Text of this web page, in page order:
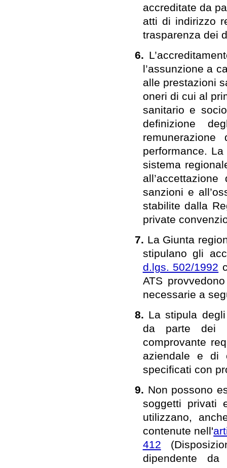
accreditate da
atti di indirizzo
trasparenza dei
6.
l’assunzione a
alle prestazioni
oneri di cui al
sanitario e
definizione
performance.
sistema
sanzioni e
stabilite dalla
private
7. La Giunta
stipulano gli
d.lgs. 502/1992
ATS
necessarie a
8. La stipula
da parte dei
comprovante
aziendale e di
specificati con
9. Non possono
soggetti privati
utilizzano,
contenute nell'
412
dipendente